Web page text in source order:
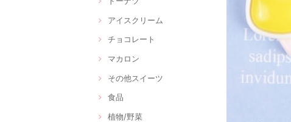
アイスクリーム
チョコレート
マカロン
その他スイーツ
食品
植物/野菜